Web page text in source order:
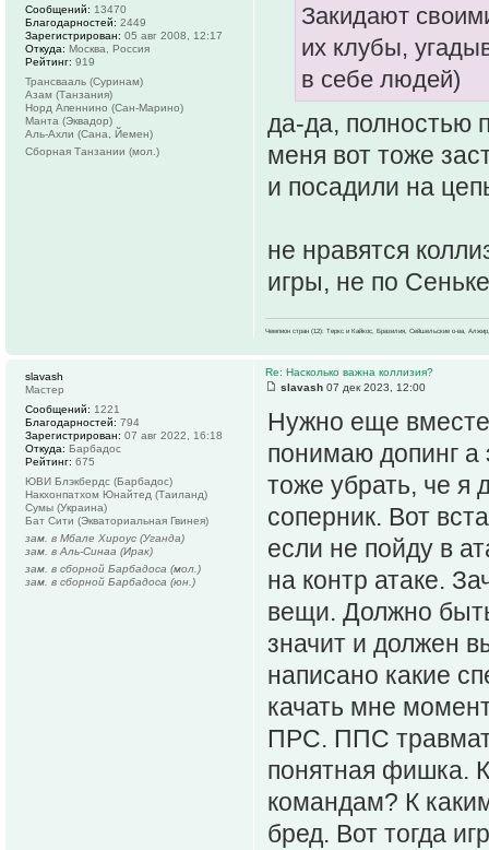
Закидают
их клубы,
в себе людей)
да-да, полностью
меня вот тоже
и посадили на
не нравятся
игры, не по
Чемпион стран (12): Теркс и Кайкос, Бразилия, Сейшельские о-ва,
Сообщений: 13470
Благодарностей: 2449
Зарегистрирован: 05 авг 2008, 12:17
Откуда: Москва, Россия
Рейтинг: 919
Трансвааль (Суринам)
Азам (Танзания)
Норд Апеннино (Сан-Марино)
Манта (Эквадор)
Аль-Ахли (Сана, Йемен)
Сборная Танзании (мол.)
Re: Насколько важна коллизия?
slavash 07 дек 2023, 12:00
Нужно еще вместе
понимаю допинг а
тоже убрать, че я
соперник. Вот
если не пойду в
на контр атаке.
вещи. Должно
значит и должен
написано какие
качать мне
ПРС. ППС
понятная фишка.
командам? К
бред. Вот тогда
slavash
Мастер
Сообщений: 1221
Благодарностей: 794
Зарегистрирован: 07 авг 2022, 16:18
Откуда: Барбадос
Рейтинг: 675
ЮВИ Блэкбердс (Барбадос)
Накхонпатхом Юнайтед (Таиланд)
Сумы (Украина)
Бат Сити (Экваториальная Гвинея)
зам. в Мбале Хироус (Уганда)
зам. в Аль-Синаа (Ирак)
зам. в сборной Барбадоса (мол.)
зам. в сборной Барбадоса (юн.)